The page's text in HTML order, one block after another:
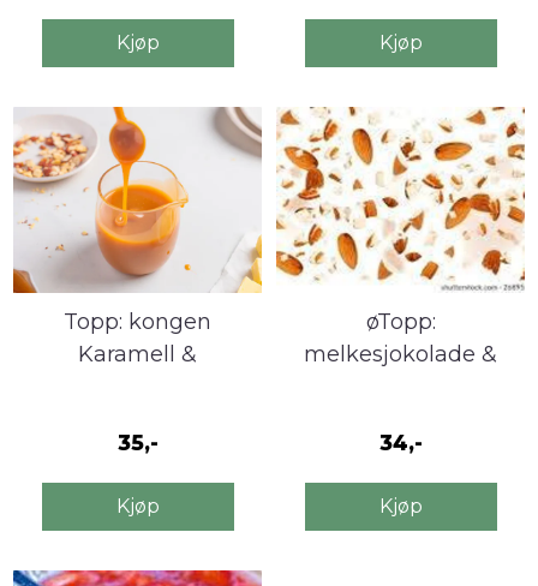
Kjøp Kjøp
Topp: kongen
Karamell &
35,-
Kjøp
øTopp:
melkesjokolade &
34,-
Kjøp